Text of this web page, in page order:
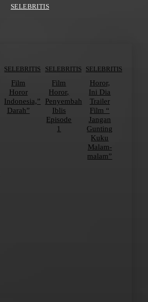
SELEBRITIS
SELEBRITIS
Film
Horor
Indonesia,”
Darah”
SELEBRITIS
Film
Horor,
Penyembah
Iblis
Episode
1
SELEBRITIS
Horor,
Ini Dia
Trailer
Film “
Jangan
Gunting
Kuku
Malam-
malam”